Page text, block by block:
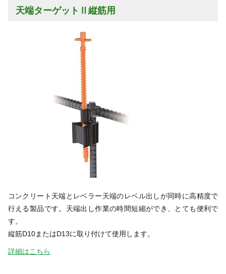
天端ターゲットⅡ縦筋用
コンクリート天端とレベラー天端のレベル出しが同時に高精度で
行える製品です。天端出し作業の時間短縮ができ、とても便利で
す。
縦筋D10またはD13に取り付けて使用します。
詳細はこちら